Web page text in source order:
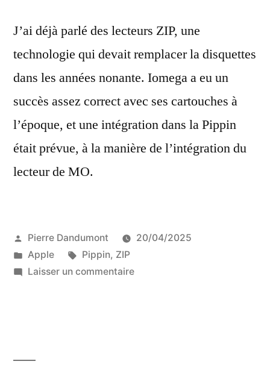
J’ai déjà parlé des lecteurs ZIP, une
technologie qui devait remplacer la disquettes
dans les années nonante. Iomega a eu un
succès assez correct avec ses cartouches à
l’époque, et une intégration dans la Pippin
était prévue, à la manière de l’intégration du
lecteur de MO.
Publié
par
Pierre Dandumont
20/04/2025
Publié
dans
Apple Étiquettes :
Pippin, ZIP
Laisser un commentairesur